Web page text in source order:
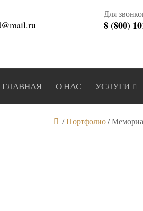
Для
8 (800)
ГЛАВНАЯ О НАС УСЛУГИ
/Портфолио/